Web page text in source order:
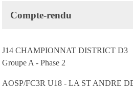
Compte-rendu
J14 CHAMPIONNAT DISTRICT D3
Groupe A - Phase 2
AOSP/FC3R U18 - LA ST ANDRE